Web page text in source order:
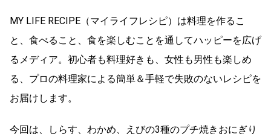
MY LIFE RECIPE（マイライフレシピ）は料理を作るこ
と、食べること、食を楽しむことを通してハッピーを広げ
るメディア。初心者も料理好きも、女性も男性も楽しめ
る、プロの料理家による簡単＆手軽で失敗のないレシピを
お届けします。
今回は、しらす、わかめ、えびの3種のプチ焼きおにぎり